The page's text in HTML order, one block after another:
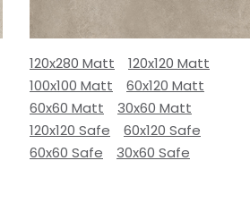
120x280 Matt
120x120 Matt
100x100 Matt
60x120 Matt
60x60 Matt
30x60 Matt
120x120 Safe
60x120 Safe
60x60 Safe
30x60 Safe